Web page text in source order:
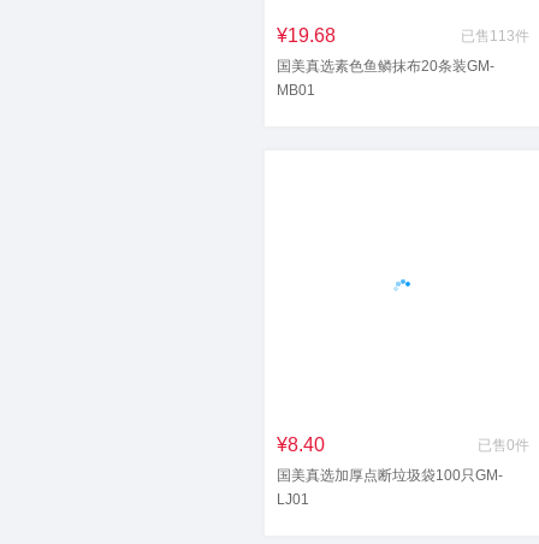
¥19.68
已售113件
国美真选素色鱼鳞抹布20条装GM-
MB01
¥8.40
已售0件
国美真选加厚点断垃圾袋100只GM-
LJ01